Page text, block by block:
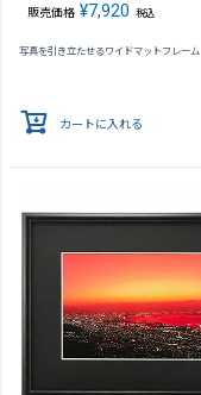
販売価格 ¥7,920 税込
写真を引き立たせるワイドマットフレーム
カートに入れる